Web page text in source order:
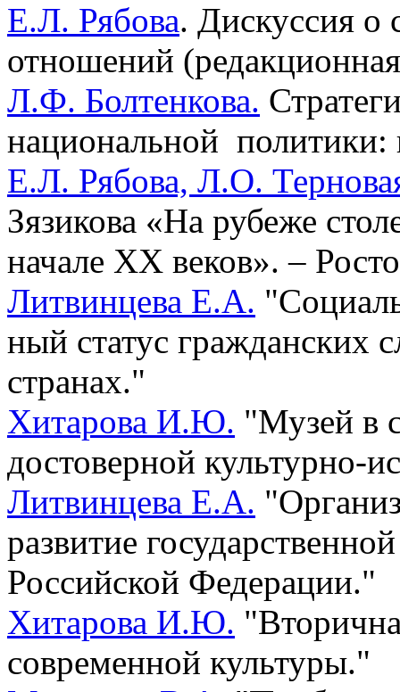
Е.Л. Рябова. Дискуссия о
отношений
Л.Ф. Болтенкова.
национальной
Е.Л. Рябова, Л.О.
Зязикова «На рубеже
начале XX веков». –
Литвинцева Е.А.
ный статус гражданских
странах."
Хитарова И.Ю. "Музей в
достоверной культурно-
Литвинцева Е.А.
развитие
Российской Федерации."
Хитарова И.Ю.
современной культуры."